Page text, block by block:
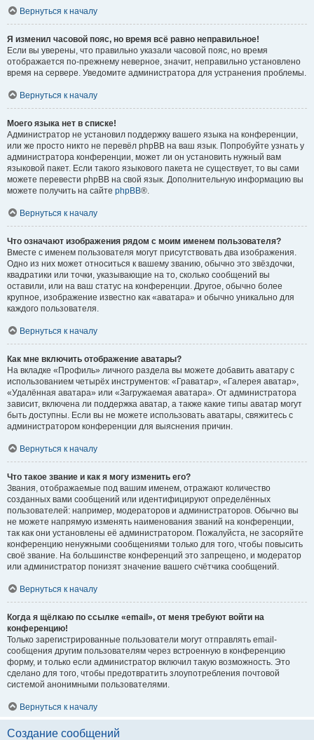
Вернуться к началу
Я изменил часовой пояс, но время всё равно неправильное!
Если вы уверены, что правильно указали часовой пояс, но время
отображается по-прежнему неверное, значит, неправильно установлено
время на сервере. Уведомите администратора для устранения проблемы.
Вернуться к началу
Моего языка нет в списке!
Администратор не установил поддержку вашего языка на конференции,
или же просто никто не перевёл phpBB на ваш язык. Попробуйте узнать у
администратора конференции, может ли он установить нужный вам
языковой пакет. Если такого языкового пакета не существует, то вы сами
можете перевести phpBB на свой язык. Дополнительную информацию вы
можете получить на сайте phpBB®.
Вернуться к началу
Что означают изображения рядом с моим именем пользователя?
Вместе с именем пользователя могут присутствовать два изображения.
Одно из них может относиться к вашему званию, обычно это звёздочки,
квадратики или точки, указывающие на то, сколько сообщений вы
оставили, или на ваш статус на конференции. Другое, обычно более
крупное, изображение известно как «аватара» и обычно уникально для
каждого пользователя.
Вернуться к началу
Как мне включить отображение аватары?
На вкладке «Профиль» личного раздела вы можете добавить аватару с
использованием четырёх инструментов: «Граватар», «Галерея аватар»,
«Удалённая аватара» или «Загружаемая аватара». От администратора
зависит, включена ли поддержка аватар, а также какие типы аватар могут
быть доступны. Если вы не можете использовать аватары, свяжитесь с
администратором конференции для выяснения причин.
Вернуться к началу
Что такое звание и как я могу изменить его?
Звания, отображаемые под вашим именем, отражают количество
созданных вами сообщений или идентифицируют определённых
пользователей: например, модераторов и администраторов. Обычно вы
не можете напрямую изменять наименования званий на конференции,
так как они установлены её администратором. Пожалуйста, не засоряйте
конференцию ненужными сообщениями только для того, чтобы повысить
своё звание. На большинстве конференций это запрещено, и модератор
или администратор понизят значение вашего счётчика сообщений.
Вернуться к началу
Когда я щёлкаю по ссылке «email», от меня требуют войти на
конференцию!
Только зарегистрированные пользователи могут отправлять email-
сообщения другим пользователям через встроенную в конференцию
форму, и только если администратор включил такую возможность. Это
сделано для того, чтобы предотвратить злоупотребления почтовой
системой анонимными пользователями.
Вернуться к началу
Создание сообщений